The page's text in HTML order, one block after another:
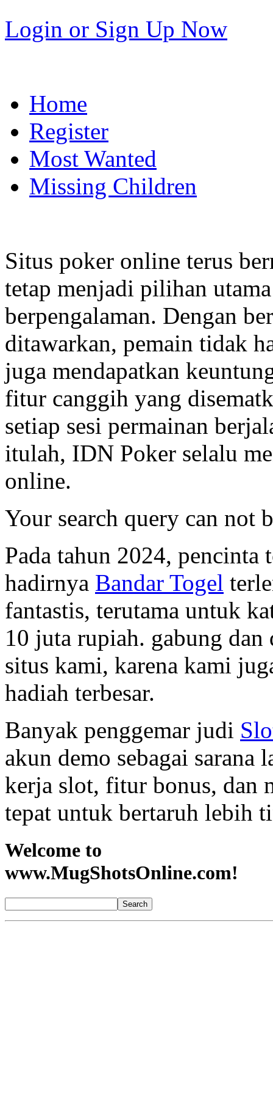
Login or Sign Up Now
Home
Register
Most Wanted
Missing Children
Situs poker online terus
tetap menjadi pilihan
berpengalaman. Dengan
ditawarkan, pemain tidak
juga mendapatkan
fitur canggih yang
setiap sesi permainan
itulah, IDN Poker selalu
online.
Your search query can not
Pada tahun 2024, pencinta
hadirnya Bandar Togel
fantastis, terutama untuk
10 juta rupiah. gabung dan
situs kami, karena kami
hadiah terbesar.
Banyak penggemar judi
akun demo sebagai sarana
kerja slot, fitur bonus, dan
tepat untuk bertaruh lebih
Welcome to
www.MugShotsOnline.com!